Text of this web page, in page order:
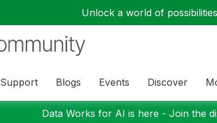
Unlock a world of
Support Blogs Events Discover
Data Works for AI is here - Join the